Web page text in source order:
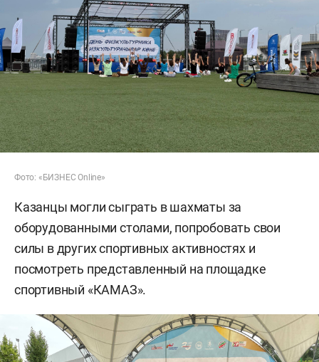
Фото: «БИЗНЕС Online»
Казанцы могли сыграть в шахматы за
оборудованными столами, попробовать свои
силы в других спортивных активностях и
посмотреть представленный на площадке
спортивный «КАМАЗ».